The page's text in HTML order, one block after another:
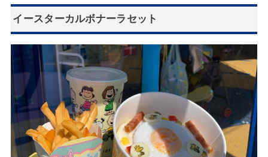
イースターカルボナーラセット